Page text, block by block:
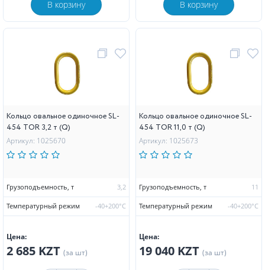
В корзину В корзину
Кольцо овальное одиночное SL-
454 TOR 3,2 т (Q)
Артикул: 1025670
Грузоподъемность, т 3,2
Температурный режим -40+200°С
Цена:
2 685 KZT (за шт)
Кольцо овальное одиночное SL-
454 TOR 11,0 т (Q)
Артикул: 1025673
Грузоподъемность, т 11
Температурный режим -40+200°С
Цена:
19 040 KZT (за шт)